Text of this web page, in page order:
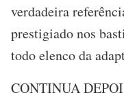
verdadeira
prestigiado nos
todo elenco da
CONTINUA